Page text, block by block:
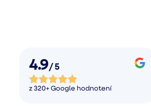
4.9/ 5
z 320+ Google hodnotení